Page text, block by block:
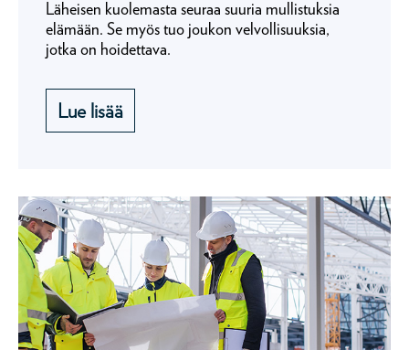
Läheisen kuolemasta seuraa suuria mullistuksia
elämään. Se myös tuo joukon velvollisuuksia,
jotka on hoidettava.
Lue lisää